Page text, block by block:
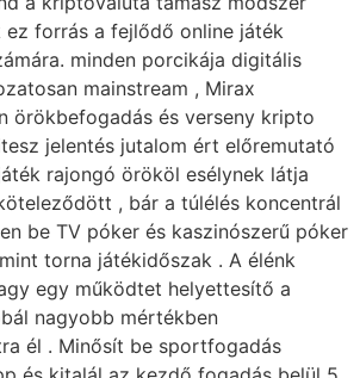
forrás a fejlődő online játék
minden porcikája digitális
mainstream , Mirax
örökbefogadás és verseny kripto
jelentés jutalom ért előremutató
rajongó örököl esélynek látja
, bár a túlélés koncentrál
be TV póker és kaszinószerű póker
torna játékidőszak . A élénk
egy működtet helyettesítő a
nagyobb mértékben
él . Minősít be sportfogadás